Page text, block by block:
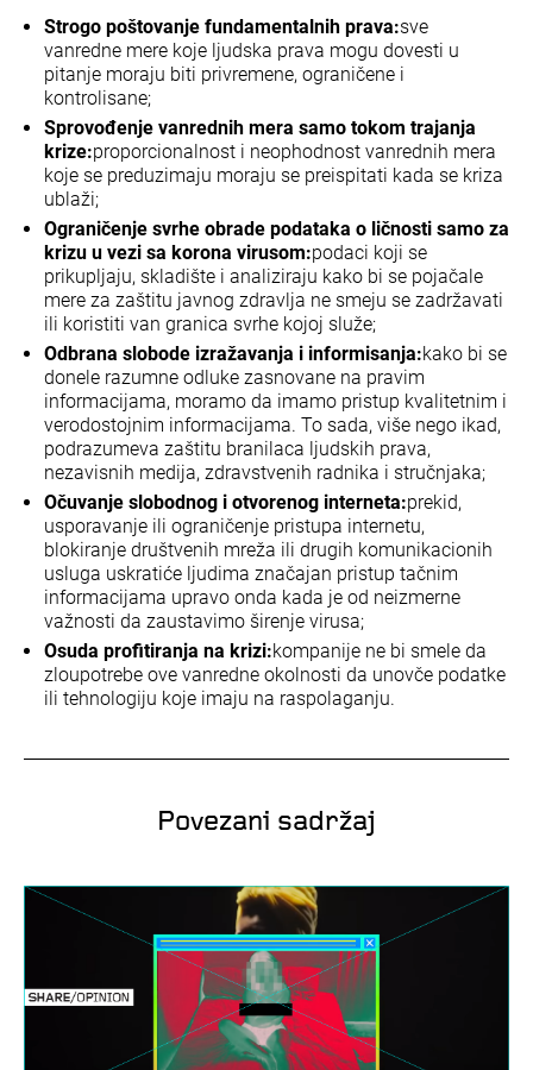
Strogo poštovanje fundamentalnih prava:sve
vanredne mere koje ljudska prava mogu dovesti u
pitanje moraju biti privremene, ograničene i
kontrolisane;
Sprovođenje vanrednih mera samo tokom trajanja
krize:proporcionalnost i neophodnost vanrednih mera
koje se preduzimaju moraju se preispitati kada se kriza
ublaži;
Ograničenje svrhe obrade podataka o ličnosti samo za
krizu u vezi sa korona virusom:podaci koji se
prikupljaju, skladište i analiziraju kako bi se pojačale
mere za zaštitu javnog zdravlja ne smeju se zadržavati
ili koristiti van granica svrhe kojoj služe;
Odbrana slobode izražavanja i informisanja:kako bi se
donele razumne odluke zasnovane na pravim
informacijama, moramo da imamo pristup kvalitetnim i
verodostojnim informacijama. To sada, više nego ikad,
podrazumeva zaštitu branilaca ljudskih prava,
nezavisnih medija, zdravstvenih radnika i stručnjaka;
Očuvanje slobodnog i otvorenog interneta:prekid,
usporavanje ili ograničenje pristupa internetu,
blokiranje društvenih mreža ili drugih komunikacionih
usluga uskratiće ljudima značajan pristup tačnim
informacijama upravo onda kada je od neizmerne
važnosti da zaustavimo širenje virusa;
Osuda profitiranja na krizi:kompanije ne bi smele da
zloupotrebe ove vanredne okolnosti da unovče podatke
ili tehnologiju koje imaju na raspolaganju.
Povezani sadržaj